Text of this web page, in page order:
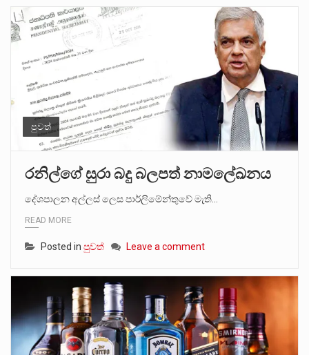
පුවත්
රනිල්ගේ සුරා බදු බලපත් නාමලේඛනය
දේශපාලන අල්ලස් ලෙස පාර්ලිමේන්තුවේ මැති…
READ MORE
Posted in පුවත් Leave a comment